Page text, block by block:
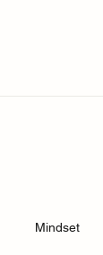
Mindset